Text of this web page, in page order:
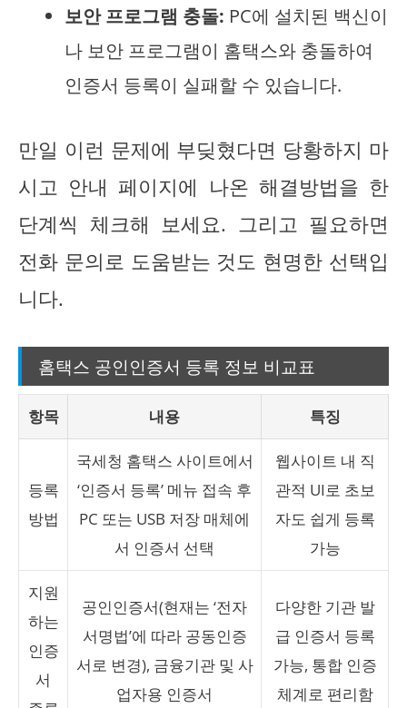
보안 프로그램 충돌: PC에 설치된 백신이
나 보안 프로그램이 홈택스와 충돌하여
인증서 등록이 실패할 수 있습니다.
만일 이런 문제에 부딪혔다면 당황하지 마
시고 안내 페이지에 나온 해결방법을 한
단계씩 체크해 보세요. 그리고 필요하면
전화 문의로 도움받는 것도 현명한 선택입
니다.
홈택스 공인인증서 등록 정보 비교표
항목 내용 특징
등록
방법
국세청 홈택스 사이트에서
‘인증서 등록’ 메뉴 접속 후
PC 또는 USB 저장 매체에
서 인증서 선택
웹사이트 내 직
관적 UI로 초보
자도 쉽게 등록
가능
지원
하는
인증
서
공인인증서(현재는 ‘전자
서명법’에 따라 공동인증
서로 변경), 금융기관 및 사
업자용 인증서
다양한 기관 발
급 인증서 등록
가능, 통합 인증
체계로 편리함